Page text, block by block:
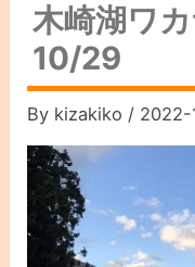
木崎湖ワ
10/29
By kizakiko / 2022-